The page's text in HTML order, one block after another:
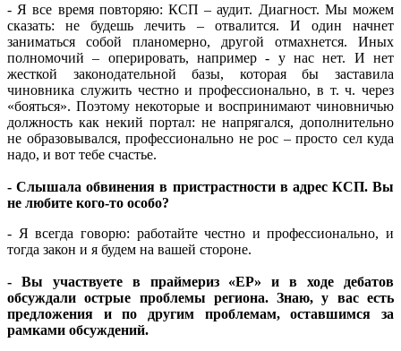
- Я все время повторяю: КСП – аудит. Диагност. Мы можем
сказать: не будешь лечить – отвалится. И один начнет
заниматься собой планомерно, другой отмахнется. Иных
полномочий – оперировать, например - у нас нет. И нет
жесткой законодательной базы, которая бы заставила
чиновника служить честно и профессионально, в т. ч. через
«бояться». Поэтому некоторые и воспринимают чиновничью
должность как некий портал: не напрягался, дополнительно
не образовывался, профессионально не рос – просто сел куда
надо, и вот тебе счастье.
- Слышала обвинения в пристрастности в адрес КСП. Вы
не любите кого-то особо?
- Я всегда говорю: работайте честно и профессионально, и
тогда закон и я будем на вашей стороне.
- Вы участвуете в праймериз «ЕР» и в ходе дебатов
обсуждали острые проблемы региона. Знаю, у вас есть
предложения и по другим проблемам, оставшимся за
рамками обсуждений.